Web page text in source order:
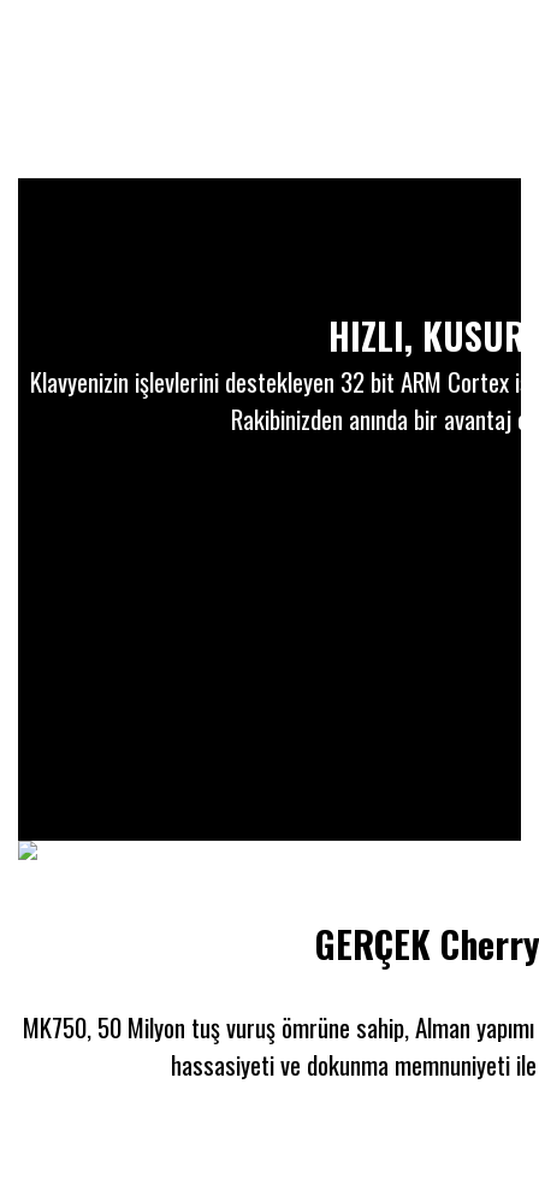
HIZLI,
Klavyenizin işlevlerini destekleyen 32 bit ARM Cortex
Rakibinizden anında bir avantaj
GERÇEK
MK750, 50 Milyon tuş vuruş ömrüne sahip, Alman
hassasiyeti ve dokunma memnuniyeti